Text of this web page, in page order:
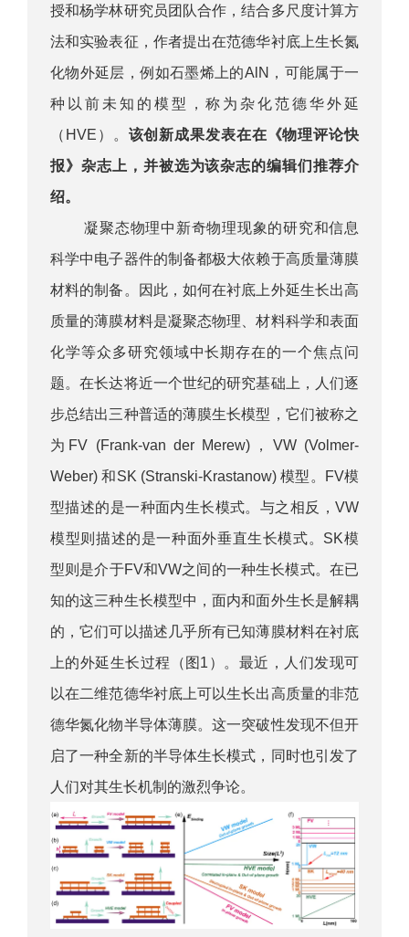
授和杨学林研究员团队合作，结合多尺度计算方
法和实验表征，作者提出在范德华衬底上生长氮
化物外延层，例如石墨烯上的AlN，可能属于一
种以前未知的模型，称为杂化范德华外延
（HVE）。 该创新成果发表在在《物理评论快
报》杂志上，并被选为该杂志的编辑们推荐介
绍。
凝聚态物理中新奇物理现象的研究和信息
科学中电子器件的制备都极大依赖于高质量薄膜
材料的制备。因此，如何在衬底上外延生长出高
质量的薄膜材料是凝聚态物理、材料科学和表面
化学等众多研究领域中长期存在的一个焦点问
题。在长达将近一个世纪的研究基础上，人们逐
步总结出三种普适的薄膜生长模型，它们被称之
为FV (Frank-van der Merew)，VW (Volmer-
Weber) 和SK (Stranski-Krastanow) 模型。FV模
型描述的是一种面内生长模式。与之相反，VW
模型则描述的是一种面外垂直生长模式。SK模
型则是介于FV和VW之间的一种生长模式。在已
知的这三种生长模型中，面内和面外生长是解耦
的，它们可以描述几乎所有已知薄膜材料在衬底
上的外延生长过程（图1）。最近，人们发现可
以在二维范德华衬底上可以生长出高质量的非范
德华氮化物半导体薄膜。这一突破性发现不但开
启了一种全新的半导体生长模式，同时也引发了
人们对其生长机制的激烈争论。